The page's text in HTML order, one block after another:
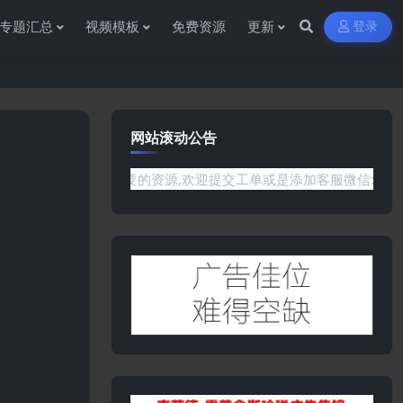
专题汇总 视频模板 免费资源 更新 登录
网站滚动公告
你需要的资源,欢迎提交工单或是添加客服微信:ywb386获取帮